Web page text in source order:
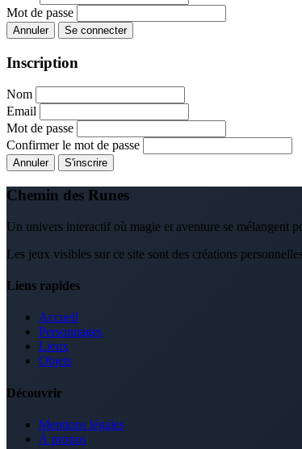
Mot de passe
Annuler Se connecter
Inscription
Nom
Email
Mot de passe
Confirmer le mot de passe
Annuler S'inscrire
Chemin des Runes
Un univers interactif où magie et aventure se mélangent
Les jeux visibles sur ce site sont des créations
Liens rapides
Accueil
Personnages
Lieux
Objets
Découvrir
Mentions légales
À propos